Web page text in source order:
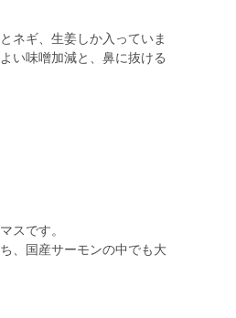
ネギ、生姜しか入っていま
い味噌加減と、鼻に抜ける
スです。
、国産サーモンの中でも大